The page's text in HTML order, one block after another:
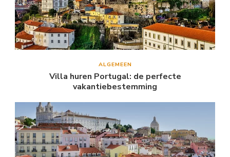
ALGEMEEN
Villa huren Portugal: de perfecte
vakantiebestemming